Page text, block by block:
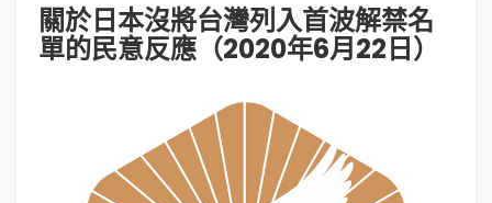
關於日本沒將台灣列入首波解禁名
單的民意反應（2020年6月22日）